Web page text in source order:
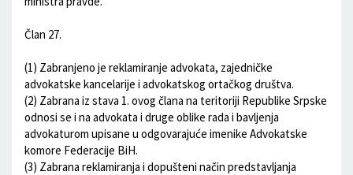
Član 27.
(1) Zabranjeno je reklamiranje advokata, zajedničke
advokatske kancelarije i advokatskog ortačkog društva.
(2) Zabrana iz stava 1. ovog člana na teritoriji Republike Srpske
odnosi se i na advokata i druge oblike rada i bavljenja
advokaturom upisane u odgovarajuće imenike Advokatske
komore Federacije BiH.
(3) Zabrana reklamiranja i dopušteni način predstavljanja